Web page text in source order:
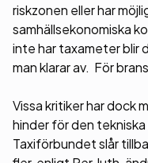
riskzonen eller har
samhällsekonomiska
inte har taxameter blir
man klarar av. För
Vissa kritiker har dock
hinder för den
Taxiförbundet slår